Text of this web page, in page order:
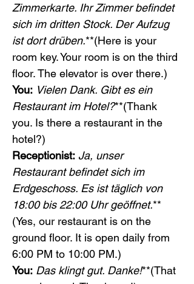
Zimmerkarte. Ihr Zimmer befindet
sich im dritten Stock. Der Aufzug
ist dort drüben.**(Here is your
room key. Your room is on the third
floor. The elevator is over there.)
You: Vielen Dank. Gibt es ein
Restaurant im Hotel?**(Thank
you. Is there a restaurant in the
hotel?)
Receptionist: Ja, unser
Restaurant befindet sich im
Erdgeschoss. Es ist täglich von
18:00 bis 22:00 Uhr geöffnet.**
(Yes, our restaurant is on the
ground floor. It is open daily from
6:00 PM to 10:00 PM.)
You: Das klingt gut. Danke!**(That